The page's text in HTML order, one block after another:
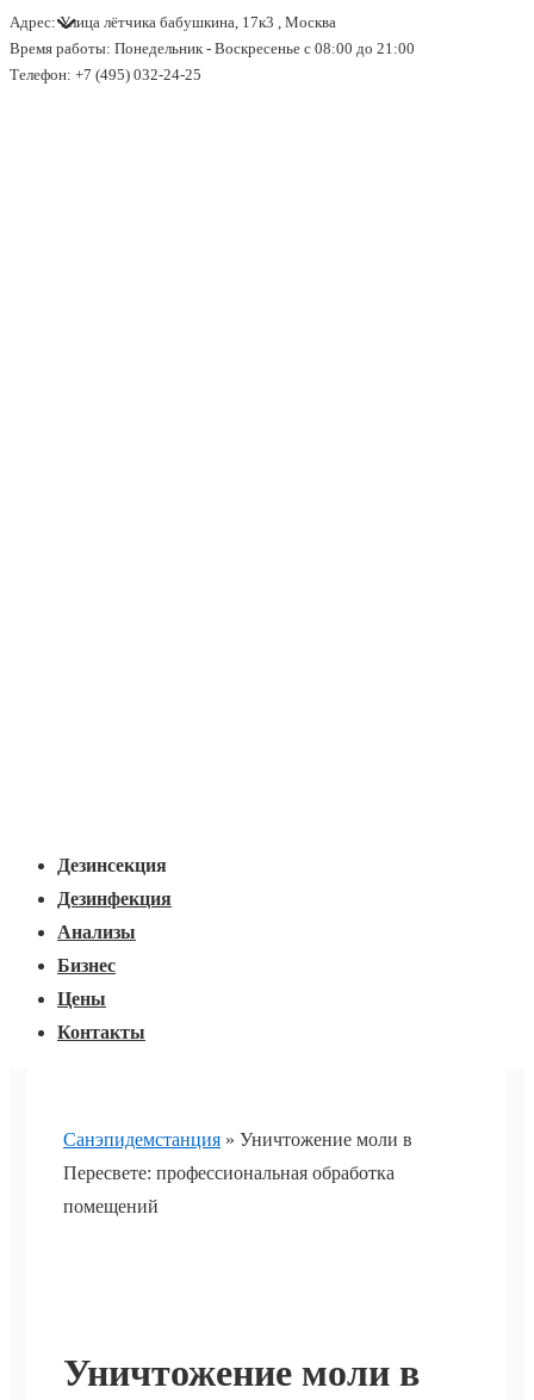
↓
Перейти
Адрес: Улица лётчика бабушкина, 17к3 , Москва
Время работы: Понедельник - Воскресенье с 08:00 до 21:00
Телефон: +7 (495) 032-24-25
навигацияДезинсекция
Дезинфекция
Анализы
Бизнес
Цены
Контакты
Санэпидемстанция » Уничтожение моли в
Пересвете: профессиональная обработка
помещений
Уничтожение моли в